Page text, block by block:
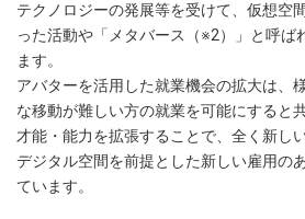
テクノロジーの発展等を受けて、仮想空
った活動や「メタバース（※2）」と呼ば
ます。
アバターを活用した就業機会の拡大は、
な移動が難しい方の就業を可能にすると
才能・能力を拡張することで、全く新し
デジタル空間を前提とした新しい雇用の
ています。